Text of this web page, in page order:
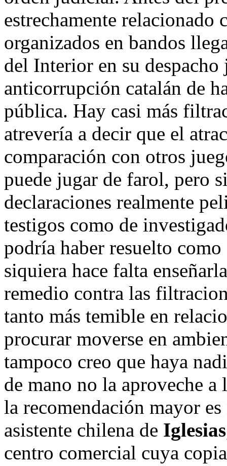
estrechamente
organizados en bandos
del Interior en su
anticorrupción catalán de
pública. Hay casi más
atrevería a decir que el
comparación con otros
puede jugar de farol, pero
declaraciones realmente
testigos como de
podría haber resuelto como
siquiera hace falta
remedio contra las
tanto más temible en
procurar moverse en
tampoco creo que haya
de mano no la aproveche
la recomendación mayor
asistente chilena de Iglesias
centro comercial cuya